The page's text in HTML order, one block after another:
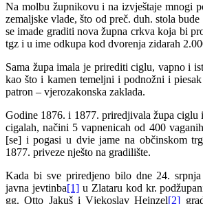
Na molbu župnikovu i na izvještaje mnogi
zemaljske vlade, što od preč. duh. stola
se imade graditi nova župna crkva koja bi
tgz i u ime odkupa kod dvorenja zidarah
Sama župa imala je prirediti ciglu, vapno i
kao što i kamen temeljni i podnožni i
patron – vjerozakonska zaklada.
Godine 1876. i 1877. priredjivala župa ciglu
cigalah, načini 5 vapnenicah od 400
[se] i pogasi u dvie jame na občinskom
1877. priveze nješto na gradilište.
Kada bi sve priredjeno bilo dne 24.
javna jevtinba[1]u Zlataru kod kr.
gg. Otto Jakuš i Vjekoslav Heinzel[2]